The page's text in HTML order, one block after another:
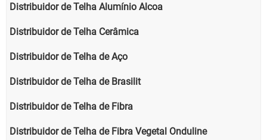
Distribuidor de Telha Alumínio Alcoa
Distribuidor de Telha Cerâmica
Distribuidor de Telha de Aço
Distribuidor de Telha de Brasilit
Distribuidor de Telha de Fibra
Distribuidor de Telha de Fibra Vegetal Onduline